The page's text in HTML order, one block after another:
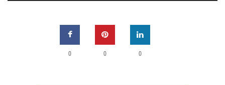
0 0 0